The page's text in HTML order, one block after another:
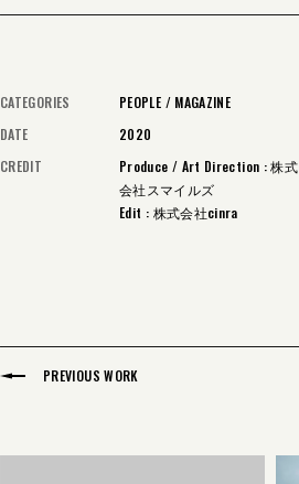
CATEGORIES PEOPLE
MAGAZINE
DATE
2020
CREDIT
Produce / Art Direction : 株式
会社スマイルズ
Edit : 株式会社cinra
PREVIOUS WORK